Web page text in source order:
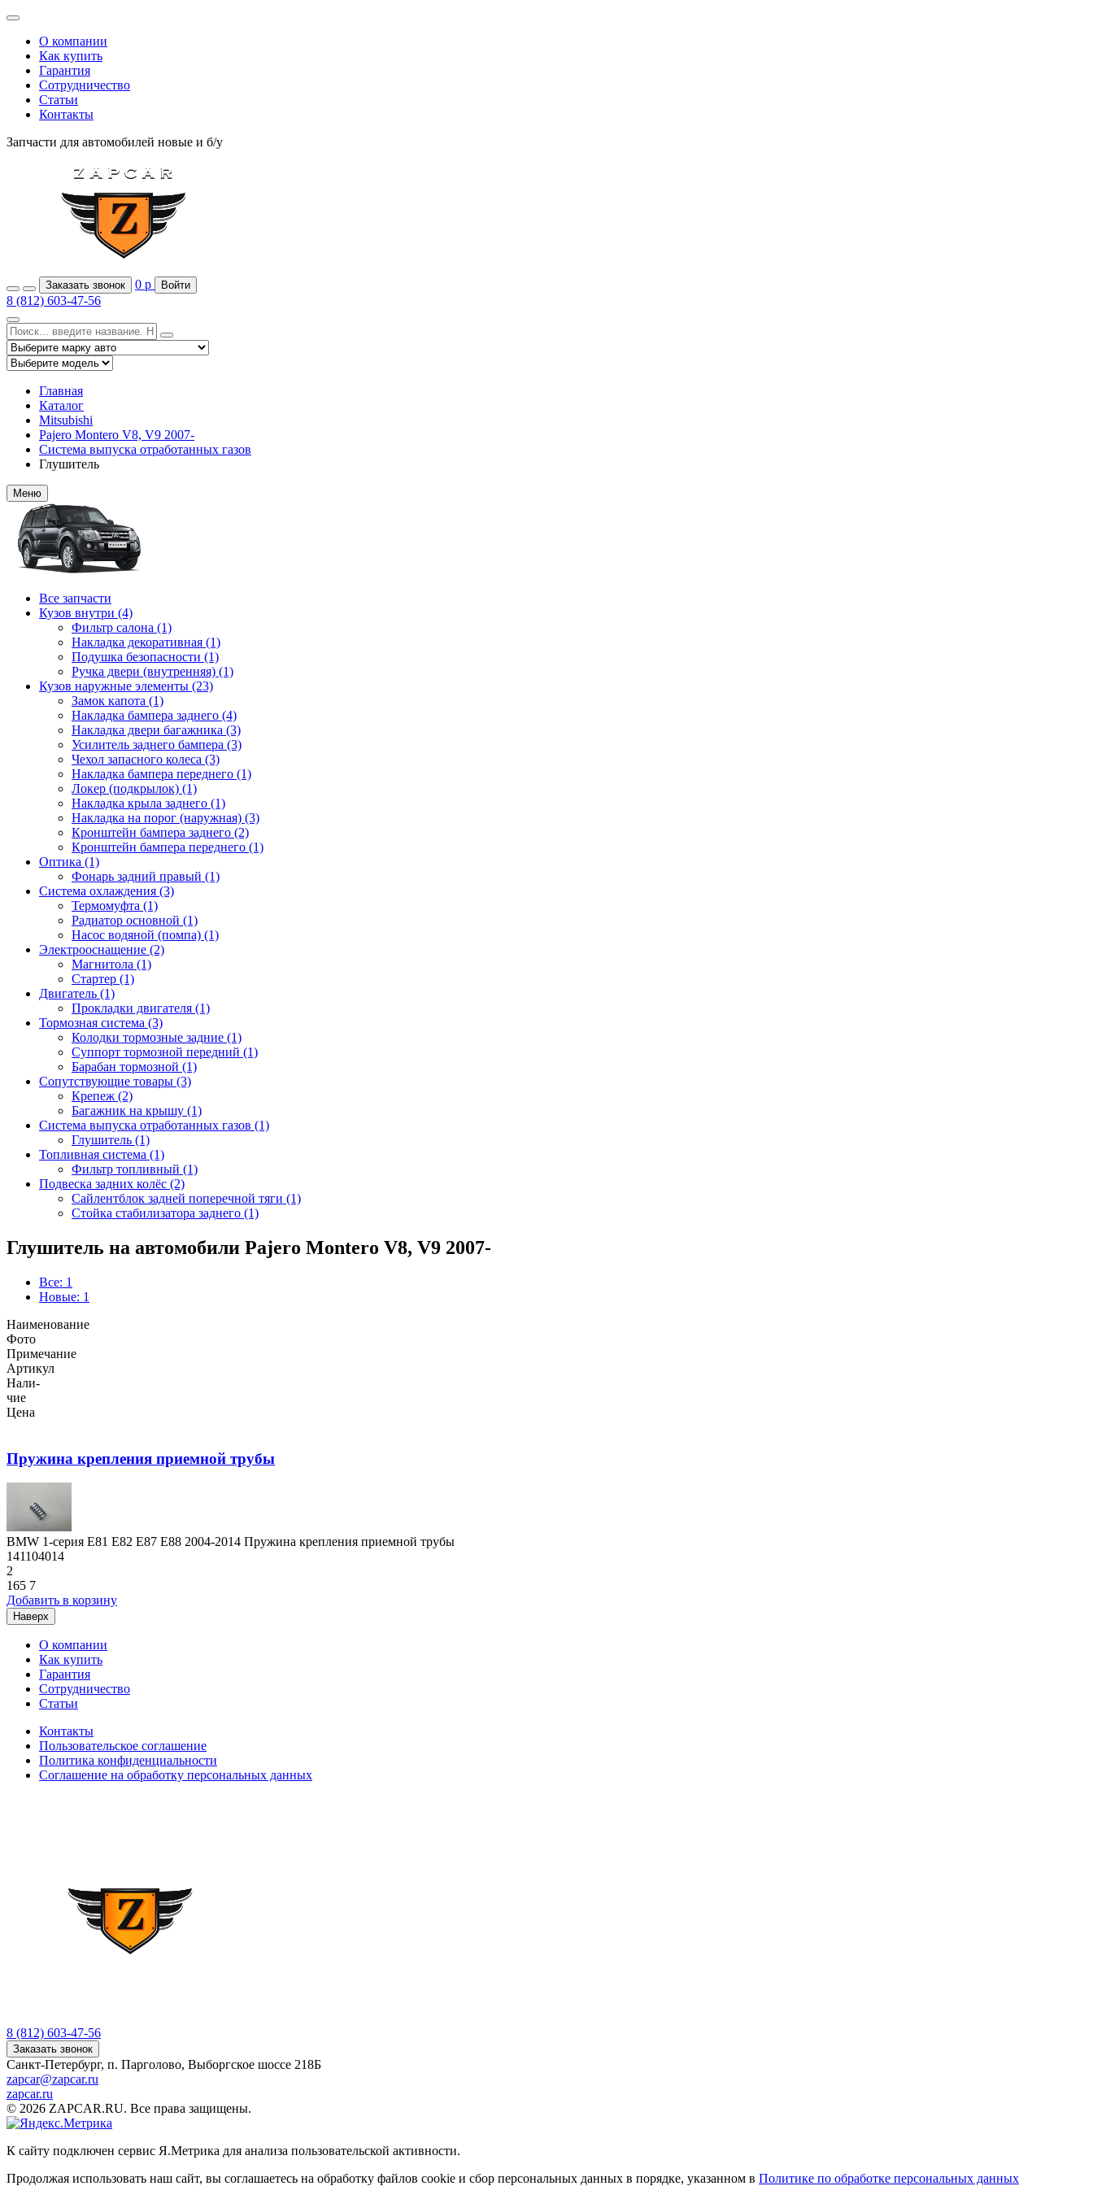
О компании
Как купить
Гарантия
Сотрудничество
Статьи
Контакты
Запчасти для автомобилей новые и б/у
Заказать звонок 0 р Войти
8 (812) 603-47-56
Главная
Каталог
Mitsubishi
Pajero Montero V8, V9 2007-
Система выпуска отработанных газов
Глушитель
Меню
Все запчасти
Кузов внутри (4)
Фильтр салона (1)
Накладка декоративная (1)
Подушка безопасности (1)
Ручка двери (внутренняя) (1)
Кузов наружные элементы (23)
Замок капота (1)
Накладка бампера заднего (4)
Накладка двери багажника (3)
Усилитель заднего бампера (3)
Чехол запасного колеса (3)
Накладка бампера переднего (1)
Локер (подкрылок) (1)
Накладка крыла заднего (1)
Накладка на порог (наружная) (3)
Кронштейн бампера заднего (2)
Кронштейн бампера переднего (1)
Оптика (1)
Фонарь задний правый (1)
Система охлаждения (3)
Термомуфта (1)
Радиатор основной (1)
Насос водяной (помпа) (1)
Электрооснащение (2)
Магнитола (1)
Стартер (1)
Двигатель (1)
Прокладки двигателя (1)
Тормозная система (3)
Колодки тормозные задние (1)
Суппорт тормозной передний (1)
Барабан тормозной (1)
Сопутствующие товары (3)
Крепеж (2)
Багажник на крышу (1)
Система выпуска отработанных газов (1)
Глушитель (1)
Топливная система (1)
Фильтр топливный (1)
Подвеска задних колёс (2)
Сайлентблок задней поперечной тяги (1)
Стойка стабилизатора заднего (1)
Глушитель на автомобили Pajero Montero V8, V9 2007-
Все: 1
Новые: 1
Наименование
Фото
Примечание
Артикул
Нали-
чие
Цена
Пружина крепления приемной трубы
BMW 1-серия E81 E82 E87 E88 2004-2014 Пружина крепления приемной трубы
141104014
2
165 7
Добавить в корзину
Наверх
О компании
Как купить
Гарантия
Сотрудничество
Статьи
Контакты
Пользовательское соглашение
Политика конфиденциальности
Соглашение на обработку персональных данных
8 (812) 603-47-56
Заказать звонок
Санкт-Петербург, п. Парголово, Выборгское шоссе 218Б
zapcar@zapcar.ru
zapcar.ru
© 2026 ZAPCAR.RU. Все права защищены.
К сайту подключен сервис Я.Метрика для анализа пользовательской активности.
Продолжая использовать наш сайт, вы соглашаетесь на обработку файлов cookie и сбор персональных данных в порядке, указанном в Политике по обработке персональных данных